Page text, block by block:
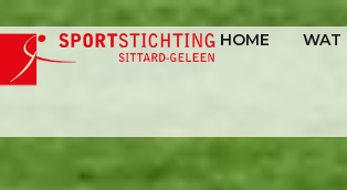
HOME WAT